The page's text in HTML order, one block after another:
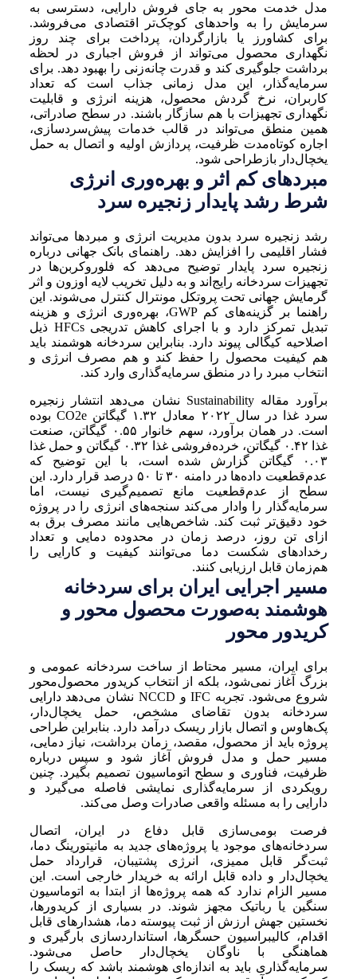
مدل خدمت محور به جای فروش دارایی، دسترسی به
سرمایش را به واحدهای کوچک‌تر اقتصادی می‌فروشد.
برای کشاورز یا بازارگردان، پرداخت برای چند روز
نگهداری محصول می‌تواند از فروش اجباری در لحظه
برداشت جلوگیری کند و قدرت چانه‌زنی را بهبود دهد. برای
سرمایه‌گذار، این مدل زمانی جذاب است که تعداد
کاربران، نرخ گردش محصول، هزینه انرژی و قابلیت
نگهداری تجهیزات با هم سازگار باشند. در سطح صادراتی،
همین منطق می‌تواند در قالب خدمات پیش‌سردسازی،
اجاره کوتاه‌مدت ظرفیت، پردازش اولیه و اتصال به حمل
یخچال‌دار بازطراحی شود.
مبردهای کم اثر و بهره‌وری انرژی
شرط رشد پایدار زنجیره سرد
رشد زنجیره سرد بدون مدیریت انرژی و مبردها می‌تواند
فشار اقلیمی را افزایش دهد. راهنمای بانک جهانی درباره
زنجیره سرد پایدار توضیح می‌دهد که فلوروکربن‌ها در
تجهیزات سردخانه رایج‌اند و به دلیل تخریب لایه اوزون و اثر
گرمایش جهانی تحت پروتکل مونترال کنترل می‌شوند. این
راهنما بر گزینه‌های کم GWP، بهره‌وری انرژی و هزینه
تبدیل تمرکز دارد و با اجرای کاهش تدریجی HFCs ذیل
اصلاحیه کیگالی پیوند دارد. بنابراین سردخانه هوشمند باید
هم کیفیت محصول را حفظ کند و هم مصرف انرژی و
انتخاب مبرد را در منطق سرمایه‌گذاری وارد کند.
برآورد مقاله Sustainability نشان می‌دهد انتشار زنجیره
سرد غذا در سال ۲۰۲۲ معادل ۱.۳۲ گیگاتن CO2e بوده
است. در همان برآورد، سهم خانوار ۰.۵۵ گیگاتن، صنعت
غذا ۰.۴۲ گیگاتن، خرده‌فروشی غذا ۰.۳۲ گیگاتن و حمل غذا
۰.۰۳ گیگاتن گزارش شده است، با این توضیح که
عدم‌قطعیت داده‌ها در دامنه ۳۰ تا ۵۰ درصد قرار دارد. این
سطح از عدم‌قطعیت مانع تصمیم‌گیری نیست، اما
سرمایه‌گذار را وادار می‌کند سنجه‌های انرژی را در پروژه
خود دقیق‌تر ثبت کند. شاخص‌هایی مانند مصرف برق به
ازای تن روز، درصد زمان در محدوده دمایی و تعداد
رخدادهای شکست دما می‌توانند کیفیت و کارایی را
هم‌زمان قابل ارزیابی کنند.
مسیر اجرایی ایران برای سردخانه
هوشمند به‌صورت محصول محور و
کریدور محور
برای ایران، مسیر محتاط از ساخت سردخانه عمومی و
بزرگ آغاز نمی‌شود، بلکه از انتخاب کریدور محصول‌محور
شروع می‌شود. تجربه IFC و NCCD نشان می‌دهد دارایی
سردخانه بدون تقاضای مشخص، حمل یخچال‌دار،
پک‌هاوس و اتصال بازار ریسک درآمد دارد. بنابراین طراحی
پروژه باید از محصول، مقصد، زمان برداشت، نیاز دمایی،
مسیر حمل و مدل فروش آغاز شود و سپس درباره
ظرفیت، فناوری و سطح اتوماسیون تصمیم بگیرد. چنین
رویکردی از سرمایه‌گذاری نمایشی فاصله می‌گیرد و
دارایی را به مسئله واقعی صادرات وصل می‌کند.
فرصت بومی‌سازی قابل دفاع در ایران، اتصال
سردخانه‌های موجود یا پروژه‌های جدید به مانیتورینگ دما،
ثبت‌گر قابل ممیزی، انرژی پشتیبان، قرارداد حمل
یخچال‌دار و داده قابل ارائه به خریدار خارجی است. این
مسیر الزام ندارد که همه پروژه‌ها از ابتدا به اتوماسیون
سنگین یا رباتیک مجهز شوند. در بسیاری از کریدورها،
نخستین جهش ارزش از ثبت پیوسته دما، هشدارهای قابل
اقدام، کالیبراسیون حسگرها، استانداردسازی بارگیری و
هماهنگی با ناوگان یخچال‌دار حاصل می‌شود.
سرمایه‌گذاری باید به اندازه‌ای هوشمند باشد که ریسک را